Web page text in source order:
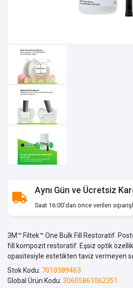
Aynı Gün ve Ücretsiz
Saat 16:00’dan önce verilen
3M™ Filtek™ One Bulk Fill Restoratif.
fill kompozit restoratif. Eşsiz optik
opasitesiyle estetikten taviz vermeyen
Stok Kodu: 7010389463
Global Ürün Kodu: 30605861062351